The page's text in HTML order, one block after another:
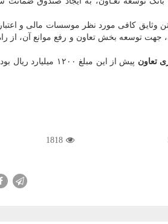
وثایق کافی مورد نظر موسسات مالی و
توسعه بخش تعاون و رفع موانع آن، از
تعاون
پیش از این مبلغ ۱۲۰۰
1818